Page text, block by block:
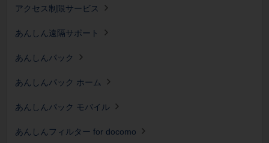
アクセス制限サービス
あんしん遠隔サポート
あんしんパック
あんしんパック ホーム
あんしんパック モバイル
あんしんフィルター for docomo